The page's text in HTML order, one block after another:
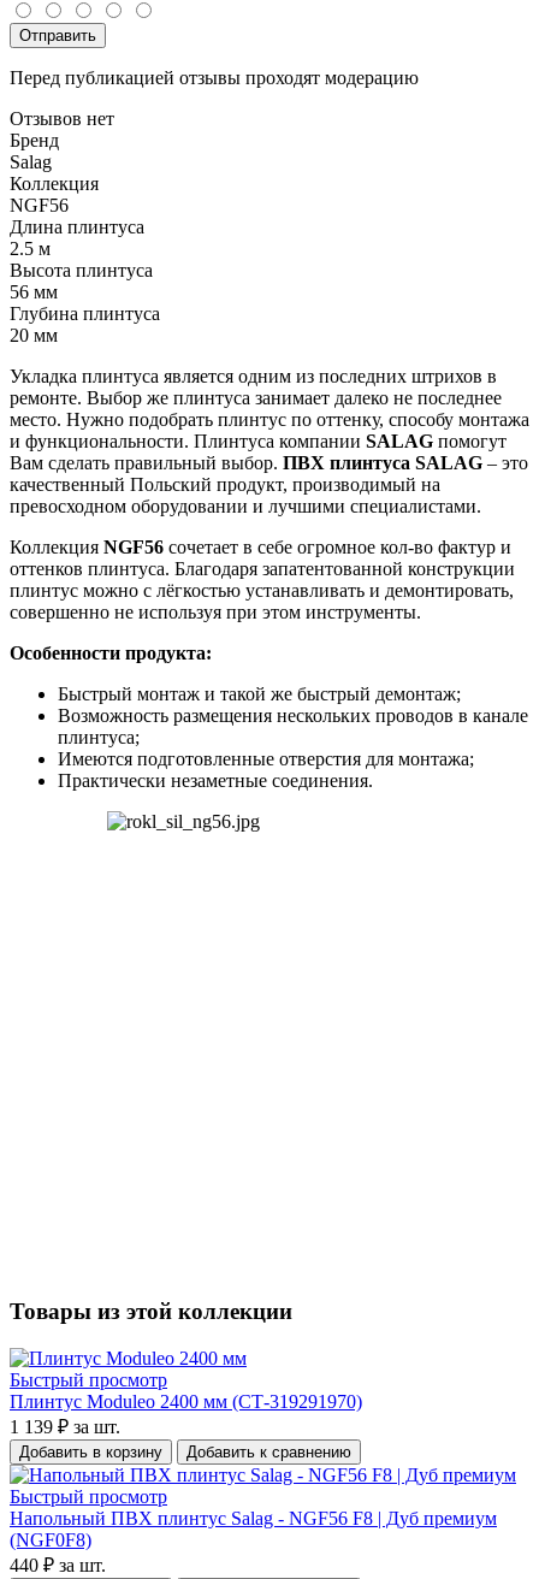
Отправить
Перед публикацией отзывы проходят модерацию
Отзывов нет
Бренд
Salag
Коллекция
NGF56
Длина плинтуса
2.5 м
Высота плинтуса
56 мм
Глубина плинтуса
20 мм
Укладка плинтуса является одним из последних штрихов в
ремонте. Выбор же плинтуса занимает далеко не последнее
место. Нужно подобрать плинтус по оттенку, способу монтажа
и функциональности. Плинтуса компании SALAG помогут
Вам сделать правильный выбор. ПВХ плинтуса SALAG – это
качественный Польский продукт, производимый на
превосходном оборудовании и лучшими специалистами.
Коллекция NGF56 сочетает в себе огромное кол-во фактур и
оттенков плинтуса. Благодаря запатентованной конструкции
плинтус можно с лёгкостью устанавливать и демонтировать,
совершенно не используя при этом инструменты.
Особенности продукта:
Быстрый монтаж и такой же быстрый демонтаж;
Возможность размещения нескольких проводов в канале
плинтуса;
Имеются подготовленные отверстия для монтажа;
Практически незаметные соединения.
Товары из этой коллекции
Быстрый просмотр
Плинтус Moduleo 2400 мм (СТ-319291970)
1 139 ₽ за шт.
Добавить в корзину Добавить к сравнению
Быстрый просмотр
Напольный ПВХ плинтус Salag - NGF56 F8 | Дуб премиум
(NGF0F8)
440 ₽ за шт.